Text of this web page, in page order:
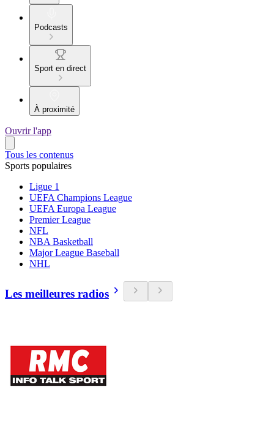
Podcasts
Sport en direct
À proximité
Ouvrir l'app
Tous les contenus
Sports populaires
Ligue 1
UEFA Champions League
UEFA Europa League
Premier League
NFL
NBA Basketball
Major League Baseball
NHL
Les meilleures radios